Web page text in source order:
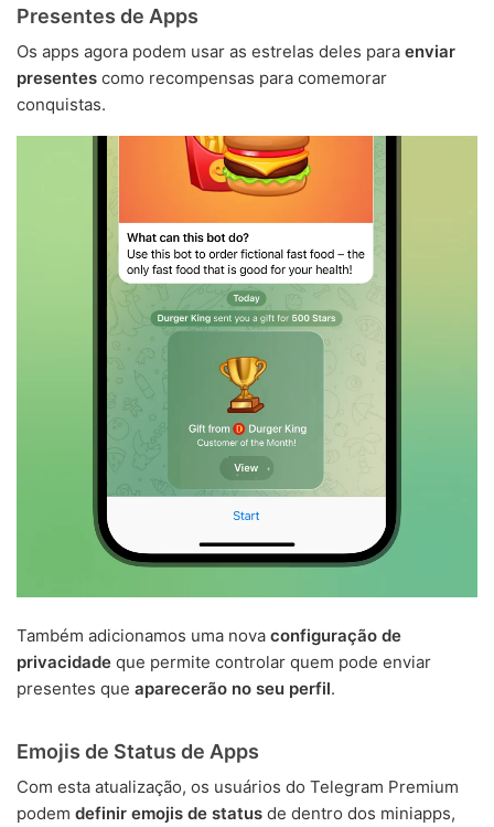
Presentes de Apps
Os apps agora podem usar as estrelas deles para enviar
presentes como recompensas para comemorar
conquistas.
Também adicionamos uma nova configuração de
privacidade que permite controlar quem pode enviar
presentes que aparecerão no seu perfil.
Emojis de Status de Apps
Com esta atualização, os usuários do Telegram Premium
podem definir emojis de status de dentro dos miniapps,